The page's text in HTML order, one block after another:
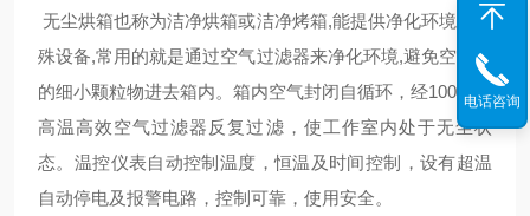
无尘烘箱也称为洁净烘箱或洁净烤箱,能提供净化环境的特
殊设备,常用的就是通过空气过滤器来净化环境,避免空气中
的细小颗粒物进去箱内。箱内空气封闭自循环，经100级耐
高温高效空气过滤器反复过滤，使工作室内处于无尘状
态。温控仪表自动控制温度，恒温及时间控制，设有超温
自动停电及报警电路，控制可靠，使用安全。
电话咨询